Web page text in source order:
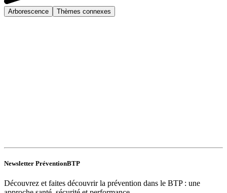
Arborescence Thèmes connexes
Newsletter PréventionBTP
Découvrez et faites découvrir la prévention dans le BTP : une